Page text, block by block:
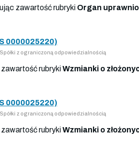
zawartość rubryki Organ
0000025220)
z ograniczoną odpowiedzialnością
zawartość rubrykiWzmianki o
0000025220)
z ograniczoną odpowiedzialnością
zawartość rubrykiWzmianki o